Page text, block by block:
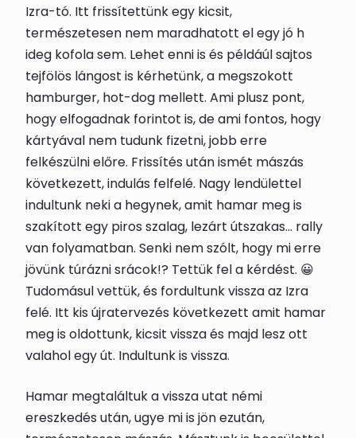
Izra-tó. Itt frissítettünk egy kicsit,
természetesen nem maradhatott el egy jó h
ideg kofola sem. Lehet enni is és példáúl sajtos
tejfölös lángost is kérhetünk, a megszokott
hamburger, hot-dog mellett. Ami plusz pont,
hogy elfogadnak forintot is, de ami fontos, hogy
kártyával nem tudunk fizetni, jobb erre
felkészülni előre. Frissítés után ismét mászás
következett, indulás felfelé. Nagy lendülettel
indultunk neki a hegynek, amit hamar meg is
szakított egy piros szalag, lezárt útszakas… rally
van folyamatban. Senki nem szólt, hogy mi erre
jövünk túrázni srácok!? Tettük fel a kérdést. 😀
Tudomásul vettük, és fordultunk vissza az Izra
felé. Itt kis újratervezés következett amit hamar
meg is oldottunk, kicsit vissza és majd lesz ott
valahol egy út. Indultunk is vissza.
Hamar megtaláltuk a vissza utat némi
ereszkedés után, ugye mi is jön ezután,